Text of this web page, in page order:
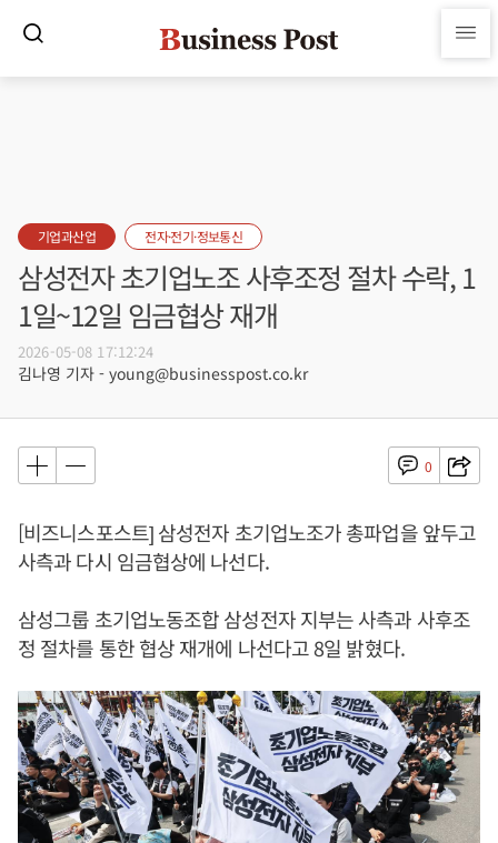
기업과산업 전자·전기·정보통신
삼성전자 초기업노조 사후조정 절차 수락, 1
1일~12일 임금협상 재개
2026-05-08 17:12:24
김나영 기자 - young@businesspost.co.kr
0
[비즈니스포스트] 삼성전자 초기업노조가 총파업을 앞두고
사측과 다시 임금협상에 나선다.
삼성그룹 초기업노동조합 삼성전자 지부는 사측과 사후조
정 절차를 통한 협상 재개에 나선다고 8일 밝혔다.